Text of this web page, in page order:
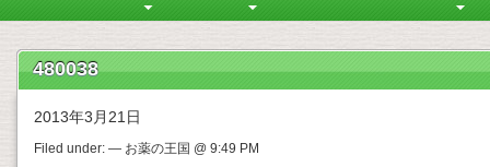
480038
2013年3月21日
Filed under: — お薬の王国 @ 9:49 PM